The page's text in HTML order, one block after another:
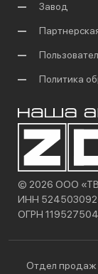
Завод
Политика
© 2026 ООО
ИНН
ОГРН
Отдел продаж